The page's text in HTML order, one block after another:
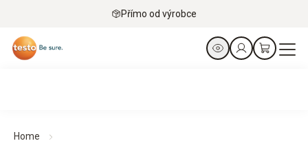
Přímo od výrobce
Home